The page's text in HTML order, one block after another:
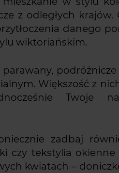
z odległych krajów.
danego
wiktoriańskim.
Większość z
Twoje
zadbaj
czy tekstylia
kwiatach –